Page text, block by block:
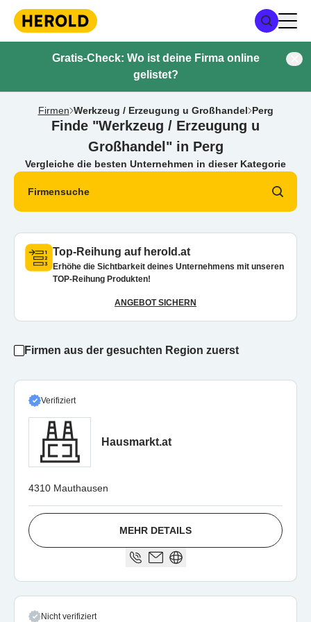
Gratis-Check: Wo ist deine Firma online
gelistet?
Firmen Werkzeug / Erzeugung u Großhandel Perg
Finde "Werkzeug / Erzeugung u
Großhandel" in Perg
Vergleiche die besten Unternehmen in dieser Kategorie
Firmensuche
Top-Reihung auf herold.at
Erhöhe die Sichtbarkeit deines Unternehmens mit unseren
TOP-Reihung Produkten!
ANGEBOT SICHERN
Firmen aus der gesuchten Region zuerst
Verifiziert
Hausmarkt.at
4310 Mauthausen
MEHR DETAILS
Nicht verifiziert